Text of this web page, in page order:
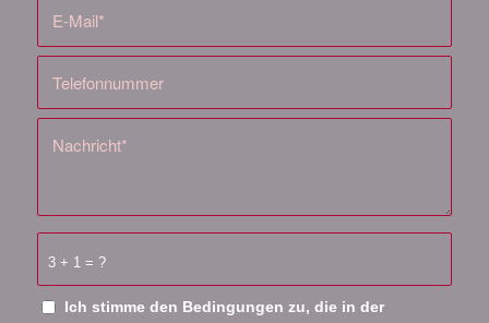
3 + 1 = ?
Ich stimme den Bedingungen zu, die in der